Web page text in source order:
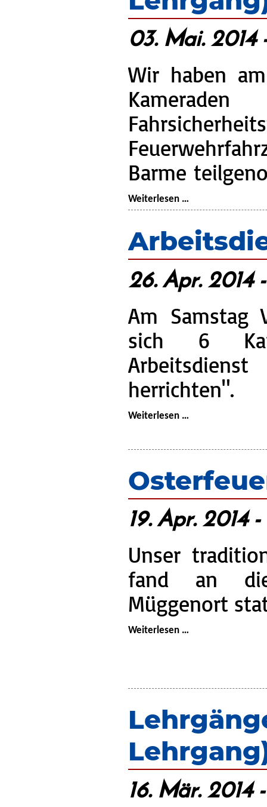
03. Mai.
Wir haben
Barme
Weiterlesen …
Fahrsicherheit
(Kreis-
Lehrgang)
26. Apr. 2014
Am Samstag
sich 6
herrichten".
Weiterlesen …
19. Apr. 2014
Unser
fand an
Müggenort
Weiterlesen …
16. Mär. 2014